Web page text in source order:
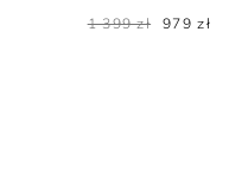
1 399 zł
979 zł